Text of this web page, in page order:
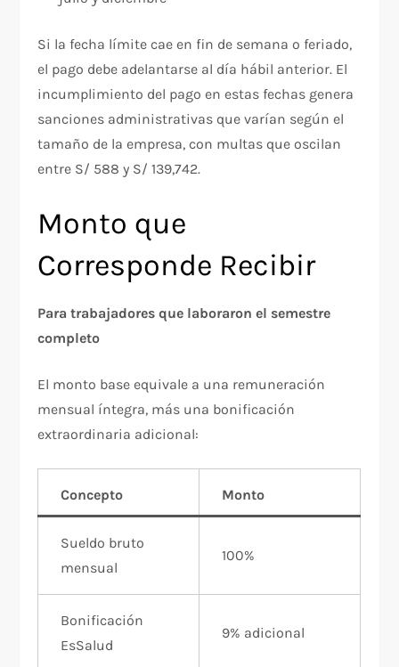
Si la fecha límite cae en fin de semana o feriado,
el pago debe adelantarse al día hábil anterior. El
incumplimiento del pago en estas fechas genera
sanciones administrativas que varían según el
tamaño de la empresa, con multas que oscilan
entre S/ 588 y S/ 139,742.​
Monto que
Corresponde Recibir
Para trabajadores que laboraron el semestre
completo
El monto base equivale a una remuneración
mensual íntegra, más una bonificación
extraordinaria adicional:​
Concepto Monto
Sueldo bruto
mensual
100%
Bonificación
EsSalud
9% adicional